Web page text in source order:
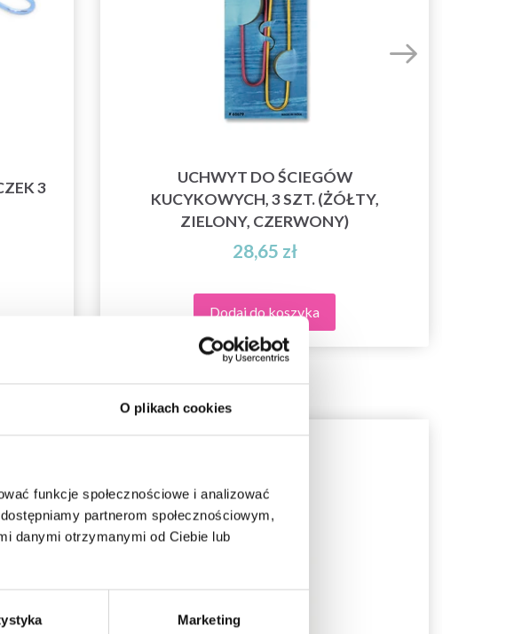
O plikach cookies
funkcje społecznościowe i analizować
partnerom społecznościowym,
danymi otrzymanymi od Ciebie lub
Marketing
3
UCHWYT DO ŚCIEGÓW
KUCYKOWYCH, 3 SZT. (ŻÓŁTY,
ZIELONY, CZERWONY)
28,65 zł
Dodaj do koszyka